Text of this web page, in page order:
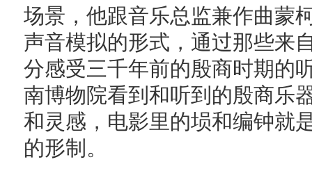
场景，他跟音乐总监兼作曲蒙
声音模拟的形式，通过那些来
分感受三千年前的殷商时期的
南博物院看到和听到的殷商乐
和灵感，电影里的埙和编钟就
的形制。